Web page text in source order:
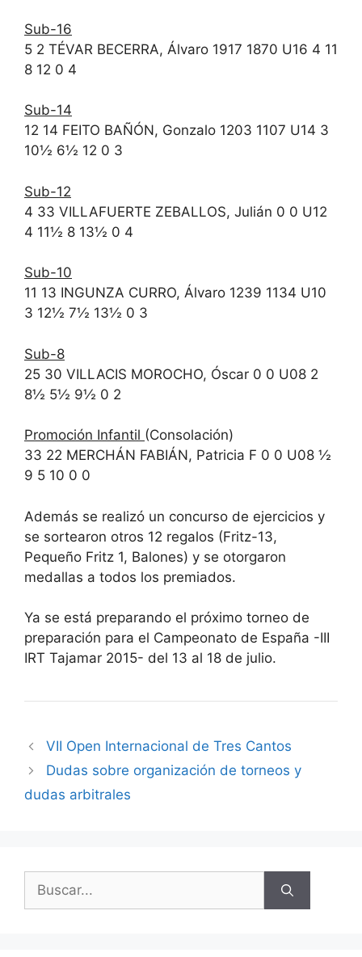
Sub-16
5 2 TÉVAR BECERRA, Álvaro 1917 1870 U16 4 11
8 12 0 4
Sub-14
12 14 FEITO BAÑÓN, Gonzalo 1203 1107 U14 3
10½ 6½ 12 0 3
Sub-12
4 33 VILLAFUERTE ZEBALLOS, Julián 0 0 U12
4 11½ 8 13½ 0 4
Sub-10
11 13 INGUNZA CURRO, Álvaro 1239 1134 U10
3 12½ 7½ 13½ 0 3
Sub-8
25 30 VILLACIS MOROCHO, Óscar 0 0 U08 2
8½ 5½ 9½ 0 2
Promoción Infantil (Consolación)
33 22 MERCHÁN FABIÁN, Patricia F 0 0 U08 ½
9 5 10 0 0
Además se realizó un concurso de ejercicios y
se sortearon otros 12 regalos (Fritz-13,
Pequeño Fritz 1, Balones) y se otorgaron
medallas a todos los premiados.
Ya se está preparando el próximo torneo de
preparación para el Campeonato de España -III
IRT Tajamar 2015- del 13 al 18 de julio.
VII Open Internacional de Tres Cantos
Dudas sobre organización de torneos y
dudas arbitrales
Buscar: